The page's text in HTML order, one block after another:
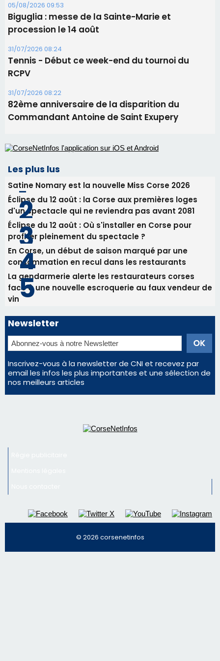
05/08/2026 09:53
Biguglia : messe de la Sainte-Marie et
procession le 14 août
31/07/2026 08:24
Tennis - Début ce week-end du tournoi du
RCPV
31/07/2026 08:22
82ème anniversaire de la disparition du
Commandant Antoine de Saint Exupery
Les plus lus
Satine Nomary est la nouvelle Miss Corse 2026
Éclipse du 12 août : la Corse aux premières loges
d'un spectacle qui ne reviendra pas avant 2081
Éclipse du 12 août : Où s'installer en Corse pour
profiter pleinement du spectacle ?
En Corse, un début de saison marqué par une
consommation en recul dans les restaurants
La gendarmerie alerte les restaurateurs corses
face à une nouvelle escroquerie au faux vendeur de
vin
Newsletter
Inscrivez-vous à la newsletter de CNI et recevez par
email les infos les plus importantes et une sélection de
nos meilleurs articles
© 2026 corsenetinfos